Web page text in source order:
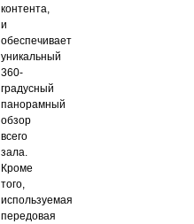
контента,
и
обеспечивает
уникальный
360-
градусный
панорамный
обзор
всего
зала.
Кроме
того,
используемая
передовая